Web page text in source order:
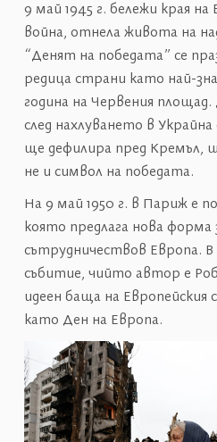
9 май 1945 г. бележи края
война, отнела живота на
“Денят на победата” се
редица страни като най-
година на Червения
след нахлуването в
ще дефилира пред Кремъл,
не и символ на победата.
На 9 май 1950 г. в Париж е
която предлага нова форма
сътрудничествов Европа.
събитие, чийто автор е
идеен баща на Европейския
като Ден на Европа.